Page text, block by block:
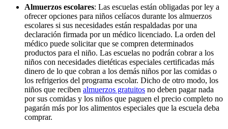
Almuerzos escolares: Las escuelas están obligadas por ley a
ofrecer opciones para niños celíacos durante los almuerzos
escolares si sus necesidades están respaldadas por una
declaración firmada por un médico licenciado. La orden del
médico puede solicitar que se compren determinados
productos para el niño. Las escuelas no podrán cobrar a los
niños con necesidades dietéticas especiales certificadas más
dinero de lo que cobran a los demás niños por las comidas o
los refrigerios del programa escolar. Dicho de otro modo, los
niños que reciben almuerzos gratuitos no deben pagar nada
por sus comidas y los niños que paguen el precio completo no
pagarán más por los alimentos especiales que la escuela deba
comprar.